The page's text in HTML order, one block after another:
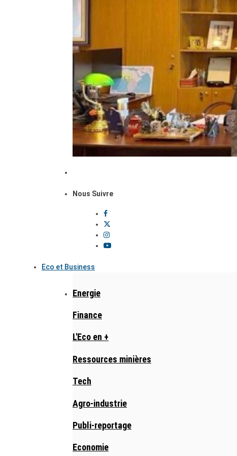
Nous Suivre
Eco et Business
Energie
Finance
L'Eco en +
Ressources minières
Tech
Agro-industrie
Publi-reportage
Economie